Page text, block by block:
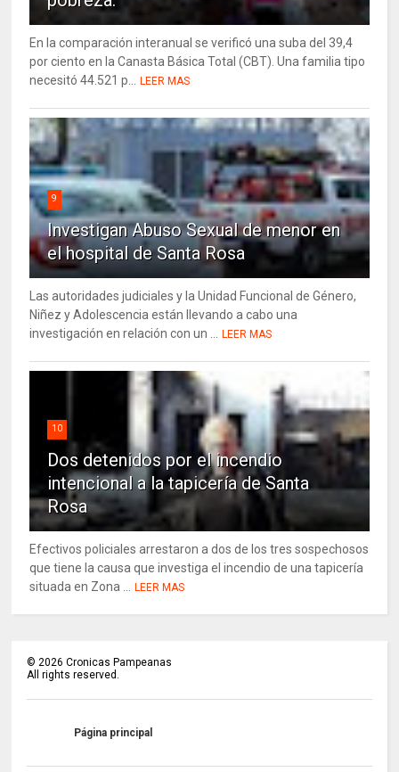
En la comparación interanual se verificó una suba del 39,4
por ciento en la Canasta Básica Total (CBT). Una familia tipo
necesitó 44.521 p... LEER MAS
9
Investigan Abuso Sexual de menor en
el hospital de Santa Rosa
Las autoridades judiciales y la Unidad Funcional de Género,
Niñez y Adolescencia están llevando a cabo una
investigación en relación con un ... LEER MAS
10
Dos detenidos por el incendio
intencional a la tapicería de Santa
Rosa
Efectivos policiales arrestaron a dos de los tres sospechosos
que tiene la causa que investiga el incendio de una tapicería
situada en Zona ... LEER MAS
©2026 Cronicas Pampeanas
All rights reserved.
Página principal